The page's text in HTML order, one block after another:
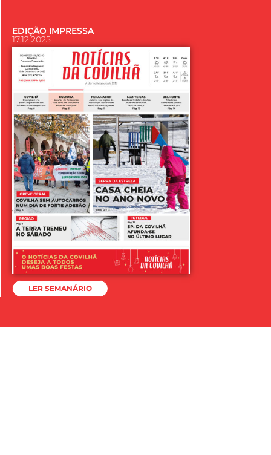
EDIÇÃO IMPRESSA
17.12.2025
LER SEMANÁRIO